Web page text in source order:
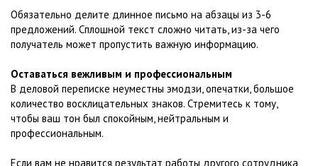
Обязательно делите длинное письмо на абзацы из 3-6
предложений. Сплошной текст сложно читать, из-за чего
получатель может пропустить важную информацию.
Оставаться вежливым и профессиональным
В деловой переписке неуместны эмодзи, опечатки, большое
количество восклицательных знаков. Стремитесь к тому,
чтобы ваш тон был спокойным, нейтральным и
профессиональным.
Если вам не нравится результат работы другого сотрудника,